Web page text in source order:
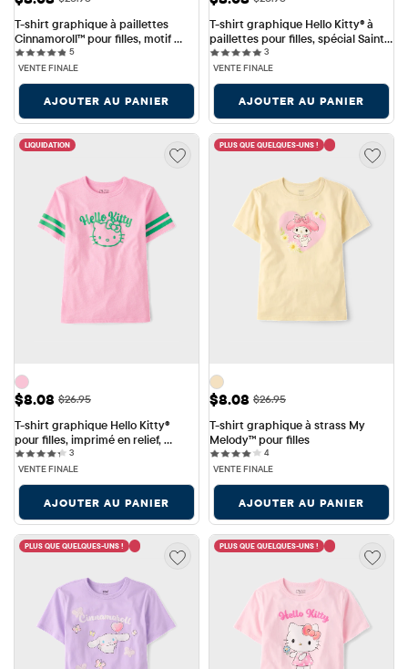
T-shirt graphique à paillettes
Cinnamoroll™ pour filles, motif
Pâques
55 reviews
VENTE FINALE
AJOUTER AU PANIER
T-shirt graphique Hello Kitty® à
paillettes pour filles, spécial Saint-
Patrick
33 reviews
VENTE FINALE
AJOUTER AU PANIER
LIQUIDATION
Prix ​​de vente: $8.08
$8.08 Prix ​​d'origine: $26.95
$26.95
T-shirt graphique Hello Kitty®
pour filles, imprimé en relief,
spécial Saint-Patrick
33 reviews
VENTE FINALE
AJOUTER AU PANIER
PLUS QUE QUELQUES-UNS !
Prix ​​de vente: $8.08
$8.08 Prix ​​d'origine: $26.95
$26.95
T-shirt graphique à strass My
Melody™ pour filles
44 reviews
VENTE FINALE
AJOUTER AU PANIER
PLUS QUE QUELQUES-UNS ! PLUS QUE QUELQUES-UNS !